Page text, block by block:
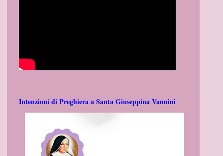
Intenzioni di Preghiera a Santa Giuseppina Vannini